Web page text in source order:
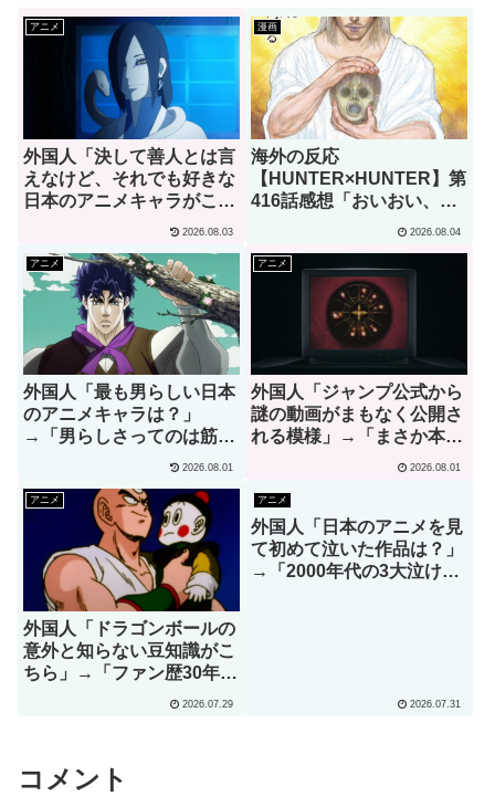
アニメ
外国人「決して善人とは言
えなけど、それでも好きな
日本のアニメキャラがこち
ら」→「願いを叶えてくれ
る！」（海外の反応）
2026.08.03
漫画
海外の反応
【HUNTER×HUNTER】第
416話感想「おいおい、文
2026.08.04
アニメ
外国人「最も男らしい日本
のアニメキャラは？」
→「男らしさってのは筋肉
じゃない」（海外の反応）
2026.08.01
アニメ
外国人「ジャンプ公式から
謎の動画がまもなく公開さ
れる模様」→「まさか本当
2026.08.01
アニメ
外国人「ドラゴンボールの
意外と知らない豆知識がこ
ちら」→「ファン歴30年で
2026.07.29
アニメ
外国人「日本のアニメを見
て初めて泣いた作品は？」
→「2000年代の3大泣ける
2026.07.31
コメント